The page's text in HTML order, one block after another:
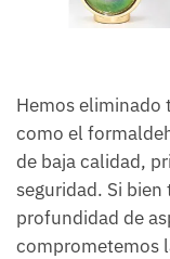
Hemos eliminado
como el
de baja calidad,
seguridad. Si
profundidad de
comprometemos